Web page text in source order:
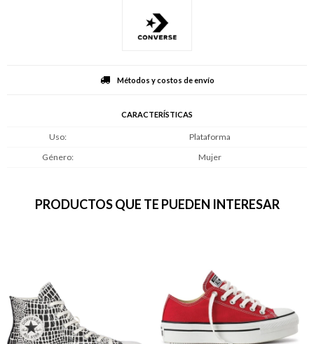
Métodos y costos de envío
CARACTERÍSTICAS
Uso
Plataforma
Género
Mujer
PRODUCTOS QUE TE PUEDEN INTERESAR